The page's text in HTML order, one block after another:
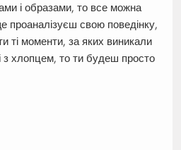
і образами, то все можна
проаналізуєш свою поведінку,
ті моменти, за яких виникали
з хлопцем, то ти будеш просто